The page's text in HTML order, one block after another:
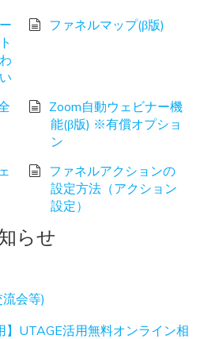
ファネルマップ(β版)
Zoom自動ウェビナー機
能(β版) ※有償オプショ
ン
ファネルアクションの
設定方法（アクション
設定）
らせ
会等)
】UTAGE活用無料オンライン相